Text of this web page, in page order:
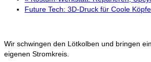
Future Tech: 3D-Druck für Coole
Wir schwingen den Lötkolben und bringen
eigenen Stromkreis.